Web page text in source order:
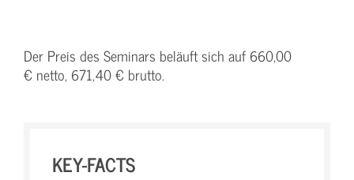
Der Preis des Seminars beläuft sich auf 660,00
€ netto, 671,40 € brutto.
KEY-FACTS